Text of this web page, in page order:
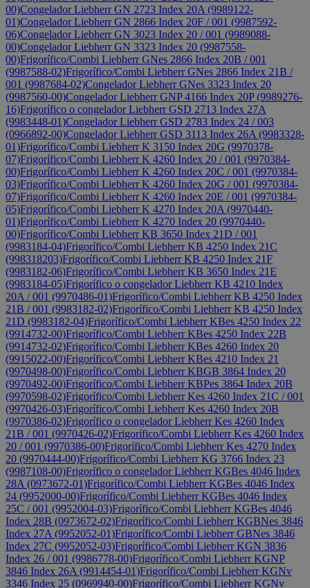
00)Congelador Liebherr GN 2723 Index 20A (9989122-
01)Congelador Liebherr GN 2866 Index 20F / 001 (9987592-
06)Congelador Liebherr GN 3023 Index 20 / 001 (9989088-
00)Congelador Liebherr GN 3323 Index 20 (9987558-
00)Frigorífico/Combi Liebherr GNes 2866 Index 20B / 001
(9987588-02)Frigorífico/Combi Liebherr GNes 2866 Index 21B /
001 (9987684-02)Congelador Liebherr GNes 3323 Index 20
(9987560-00)Congelador Liebherr GNP 4166 Index 20P (9989276-
16)Frigorífico o congelador Liebherr GSD 2713 Index 27A
(9983448-01)Congelador Liebherr GSD 2783 Index 24 / 003
(0966892-00)Congelador Liebherr GSD 3113 Index 26A (9983328-
01)Frigorífico/Combi Liebherr K 3150 Index 20G (9970378-
07)Frigorífico/Combi Liebherr K 4260 Index 20 / 001 (9970384-
00)Frigorífico/Combi Liebherr K 4260 Index 20C / 001 (9970384-
03)Frigorífico/Combi Liebherr K 4260 Index 20G / 001 (9970384-
07)Frigorífico/Combi Liebherr K 4260 Index 20E / 001 (9970384-
05)Frigorífico/Combi Liebherr K 4270 Index 20A (9970440-
01)Frigorífico/Combi Liebherr K 4270 Index 20 (9970440-
00)Frigorífico/Combi Liebherr KB 3650 Index 21D / 001
(9983184-04)Frigorífico/Combi Liebherr KB 4250 Index 21C
(998318203)Frigorífico/Combi Liebherr KB 4250 Index 21F
(9983182-06)Frigorífico/Combi Liebherr KB 3650 Index 21E
(9983184-05)Frigorífico o congelador Liebherr KB 4210 Index
20A / 001 (9970486-01)Frigorífico/Combi Liebherr KB 4250 Index
21B / 001 (9983182-02)Frigorífico/Combi Liebherr KB 4250 Index
21D (9983182-04)Frigorífico/Combi Liebherr KBes 4250 Index 22
(9914732-00)Frigorífico/Combi Liebherr KBes 4250 Index 22B
(9914732-02)Frigorífico/Combi Liebherr KBes 4260 Index 20
(9915022-00)Frigorífico/Combi Liebherr KBes 4210 Index 21
(9970498-00)Frigorífico/Combi Liebherr KBGB 3864 Index 20
(9970492-00)Frigorífico/Combi Liebherr KBPes 3864 Index 20B
(9970598-02)Frigorífico/Combi Liebherr Kes 4260 Index 21C / 001
(9970426-03)Frigorífico/Combi Liebherr Kes 4260 Index 20B
(9970386-02)Frigorífico o congelador Liebherr Kes 4260 Index
21B / 001 (9970426-02)Frigorífico/Combi Liebherr Kes 4260 Index
20 / 001 (9970386-00)Frigorífico/Combi Liebherr Kes 4270 Index
20 (9970444-00)Frigorífico/Combi Liebherr KG 3766 Index 23
(9987108-00)Frigorífico o congelador Liebherr KGBes 4046 Index
28A (0973672-01)Frigorífico/Combi Liebherr KGBes 4046 Index
24 (9952000-00)Frigorífico/Combi Liebherr KGBes 4046 Index
25C / 001 (9952004-03)Frigorífico/Combi Liebherr KGBes 4046
Index 28B (0973672-02)Frigorífico/Combi Liebherr KGBNes 3846
Index 27A (9952052-01)Frigorífico/Combi Liebherr GBNes 3846
Index 27C (9952052-03)Frigorífico/Combi Liebherr KGN 3836
Index 26 / 001 (9986778-00)Frigorífico/Combi Liebherr KGNP
3846 Index 26A (9914454-01)Frigorífico/Combi Liebherr KGNv
3346 Index 25 (0969940-00)Frigorífico/Combi Liebherr KGNv